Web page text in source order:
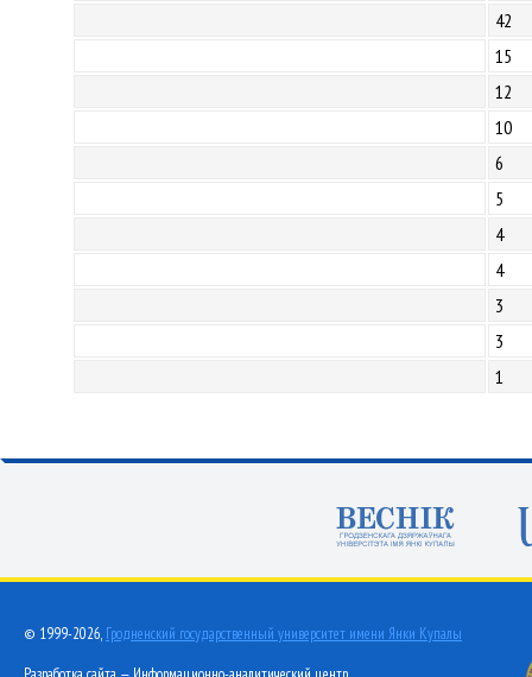
42
15
12
10
6
5
4
4
3
3
1
© 1999-2026, Гродненский государственный университет имени Янки Купалы